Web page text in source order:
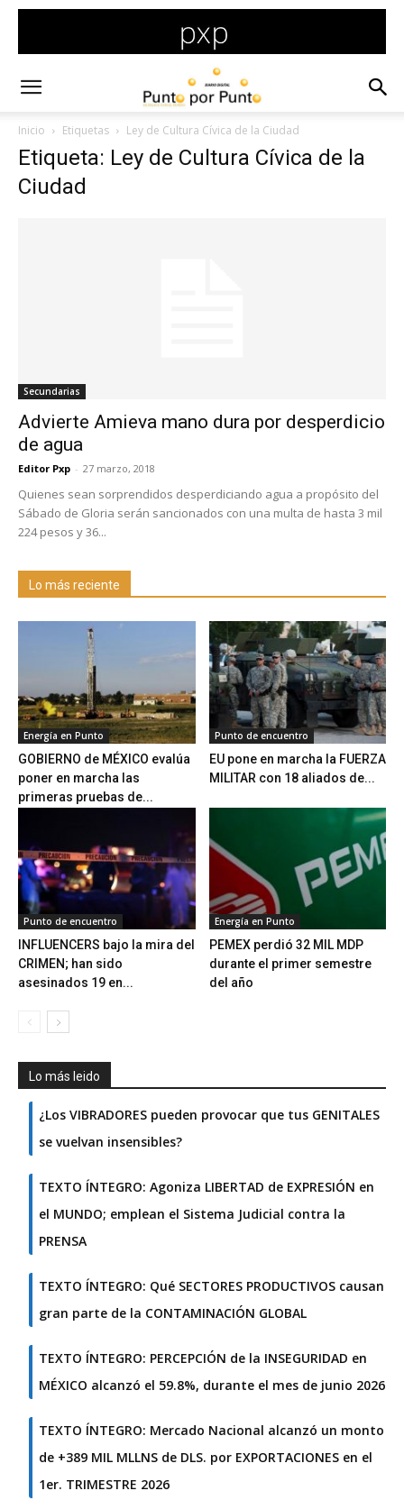
Inicio Etiquetas Ley de Cultura Cívica de la Ciudad
Etiqueta: Ley de Cultura Cívica de la
Ciudad
Secundarias
Advierte Amieva mano dura por desperdicio
de agua
Editor Pxp - 27 marzo, 2018
Quienes sean sorprendidos desperdiciando agua a propósito del
Sábado de Gloria serán sancionados con una multa de hasta 3 mil
224 pesos y 36...
Lo más reciente
Energía en Punto
GOBIERNO de MÉXICO evalúa
poner en marcha las
primeras pruebas de...
Punto de encuentro
EU pone en marcha la FUERZA
MILITAR con 18 aliados de...
Punto de encuentro
INFLUENCERS bajo la mira del
CRIMEN; han sido
asesinados 19 en...
Energía en Punto
PEMEX perdió 32 MIL MDP
durante el primer semestre
del año
Lo más leido
¿Los VIBRADORES pueden provocar que tus GENITALES
se vuelvan insensibles?
TEXTO ÍNTEGRO: Agoniza LIBERTAD de EXPRESIÓN en
el MUNDO; emplean el Sistema Judicial contra la
PRENSA
TEXTO ÍNTEGRO: Qué SECTORES PRODUCTIVOS causan
gran parte de la CONTAMINACIÓN GLOBAL
TEXTO ÍNTEGRO: PERCEPCIÓN de la INSEGURIDAD en
MÉXICO alcanzó el 59.8%, durante el mes de junio 2026
TEXTO ÍNTEGRO: Mercado Nacional alcanzó un monto
de +389 MIL MLLNS de DLS. por EXPORTACIONES en el
1er. TRIMESTRE 2026